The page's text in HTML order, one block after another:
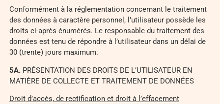
Conformément à la réglementation concernant le traitement
des données à caractère personnel, l’utilisateur possède les
droits ci-après énumérés. Le responsable du traitement des
données est tenu de répondre à l’utilisateur dans un délai de
30 (trente) jours maximum.
5A.PRÉSENTATION DES DROITS DE L’UTILISATEUR EN
MATIÈRE DE COLLECTE ET TRAITEMENT DE DONNÉES
Droit d’accès, de rectification et droit à l’effacement